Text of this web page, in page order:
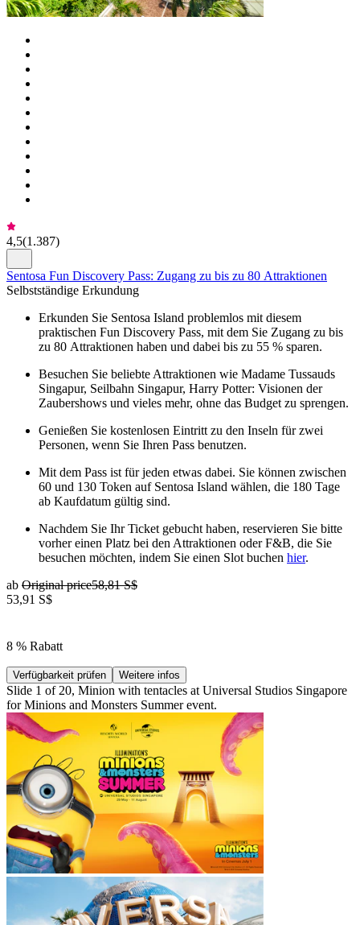
4,5(1.387)
Sentosa Fun Discovery Pass: Zugang zu bis zu 80 Attraktionen
Selbstständige Erkundung
Erkunden Sie Sentosa Island problemlos mit diesem
praktischen Fun Discovery Pass, mit dem Sie Zugang zu bis
zu 80 Attraktionen haben und dabei bis zu 55 % sparen.
Besuchen Sie beliebte Attraktionen wie Madame Tussauds
Singapur, Seilbahn Singapur, Harry Potter: Visionen der
Zaubershows und vieles mehr, ohne das Budget zu sprengen.
Genießen Sie kostenlosen Eintritt zu den Inseln für zwei
Personen, wenn Sie Ihren Pass benutzen.
Mit dem Pass ist für jeden etwas dabei. Sie können zwischen
60 und 130 Token auf Sentosa Island wählen, die 180 Tage
ab Kaufdatum gültig sind.
Nachdem Sie Ihr Ticket gebucht haben, reservieren Sie bitte
vorher einen Platz bei den Attraktionen oder F&B, die Sie
besuchen möchten, indem Sie einen Slot buchen hier.
ab Original price58,81 S$
53,91 S$
8 % Rabatt
Verfügbarkeit prüfen Weitere infos
Slide 1 of 20, Minion with tentacles at Universal Studios Singapore
for Minions and Monsters Summer event.